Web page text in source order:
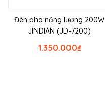
Đèn pha năng lượng 200W
JINDIAN (JD-7200)
₫
1.350.000